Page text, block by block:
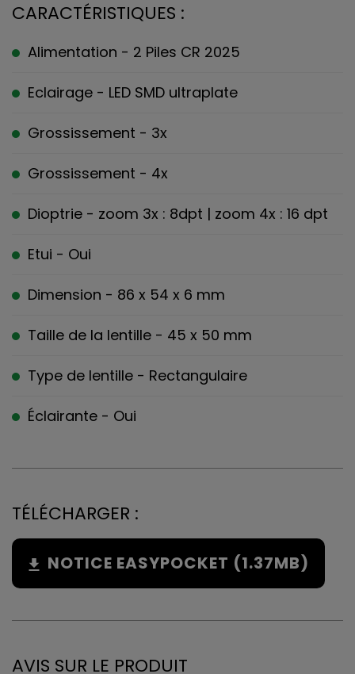
CARACTÉRISTIQUES :
Alimentation - 2 Piles CR 2025
Eclairage - LED SMD ultraplate
Grossissement - 3x
Grossissement - 4x
Dioptrie - zoom 3x : 8dpt | zoom 4x : 16 dpt
Etui - Oui
Dimension - 86 x 54 x 6 mm
Taille de la lentille - 45 x 50 mm
Type de lentille - Rectangulaire
Éclairante - Oui
TÉLÉCHARGER :
NOTICE EASYPOCKET (1.37MB)
AVIS SUR LE PRODUIT